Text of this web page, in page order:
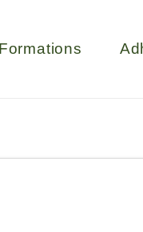
Formations